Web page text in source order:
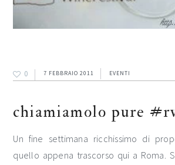
0 7 FEBBRAIO 2011 EVENTI
chiamiamolo pure
Un fine settimana ricchissimo di
quello appena trascorso qui a Roma.